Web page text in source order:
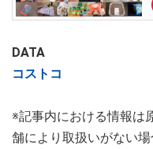
DATA
コストコ
※記事内における情報は
舗により取扱いがない